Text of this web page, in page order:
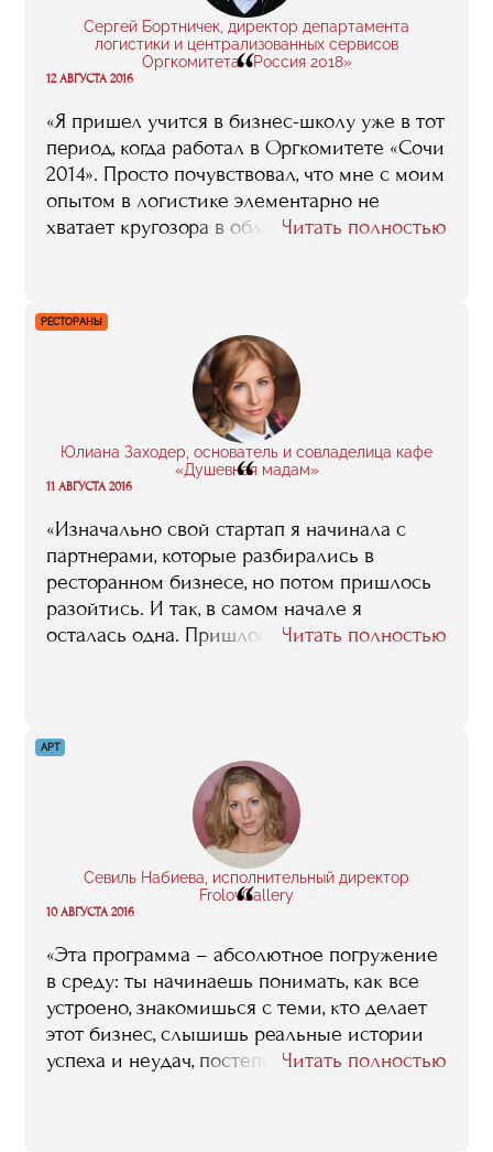
я провела не зря: это было интересно. И
что, самое главное, полезно».
Сергей Бортничек, директор департамента
логистики и централизованных сервисов
Оргкомитета «Россия 2018»
“
12 АВГУСТА 2016
«Я пришел учится в бизнес-школу уже в тот
период, когда работал в Оргкомитете «Сочи
2014». Просто почувствовал, что мне с моим
опытом в логистике элементарно не
хватает кругозора в области именно
функционируют спонсорские программы,
вообще был довольно далек от этой
тематики. Учеба в бизнес-школе помогла
ликвидировать эти пробелы, понять, как
устроены многие важные процессы, и
почувствовать дополнительную
уверенность в своих силах».
Читать полностью
РЕСТОРАНЫ
Юлиана Заходер, основатель и совладелица кафе
«Душевная мадам»
“
11 АВГУСТА 2016
«Изначально свой стартап я начинала с
партнерами, которые разбирались в
ресторанном бизнесе, но потом пришлось
разойтись. И так, в самом начале я
осталась одна. Пришлось поднимать все
полезны контакты, например, выход на
Андрея Фирсова (генеральный директор
бюро ресторанного консалтинга RestIdea,
преподаватель факультета «Менеджмент в
ресторанном бизнесе и клубной
индустрии»), который очень помог на
Читать полностью
АРТ
Севиль Набиева, исполнительный директор
FrolovGallery
“
10 АВГУСТА 2016
«Эта программа – абсолютное погружение
в среду: ты начинаешь понимать, как все
устроено, знакомишься с теми, кто делает
этот бизнес, слышишь реальные истории
успеха и неудач, постепенно формируя
Читать полностью